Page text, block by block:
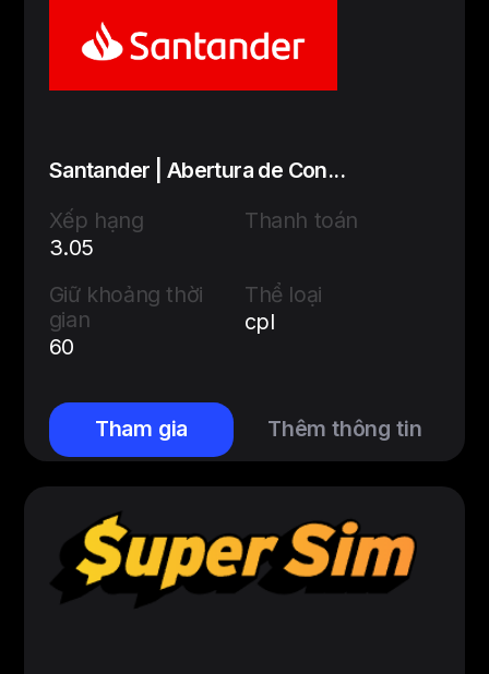
Santander | Abertura de Con...
Xếp hạng
3.05
Thanh toán
Giữ khoảng thời
gian
60
Thể loại
cpl
Tham gia Thêm thông tin